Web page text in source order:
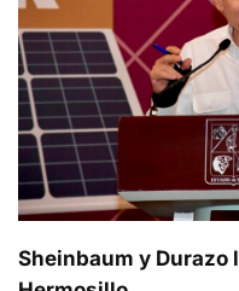
Sheinbaum y Durazo